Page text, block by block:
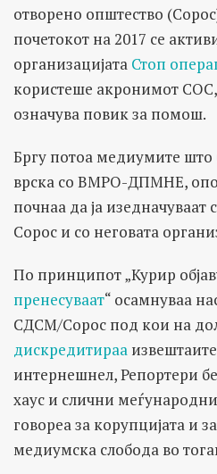
отворено општество
почетокот на 2017 се
организацијата Стоп
користеше акронимот
означува повик за помош.
Бргу потоа медиумите што
врска со ВМРО-ДПМНЕ,
почнаа да ја
Сорос и со неговата
По принципот „Курир
пренесуваат“ осамнуваа
СДСМ/Сорос под кои на
дискредитираа
интернешнел, Репортери
хаус и слични
говореа за корупцијата и
медиумска слобода во